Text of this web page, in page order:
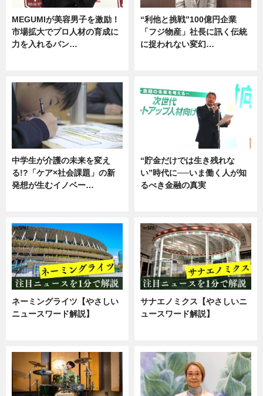
MEGUMIが美容男子を激励！
市場拡大でプロ人材の育成に
力を入れるバン…
“利他と挑戦”100億円企業
「フジ物産」社長に訊く伝統
に捉われない変幻…
中学生が介護の未来を変え
る!?「ケア×社会課題」の新
発想が生むイノベー…
“貯金だけでは生き残れな
い”時代に──いま働く人が知
るべき金融の真実
ネーミングライツ【やさしい
ニュースワード解説】
サナエノミクス【やさしいニ
ュースワード解説】